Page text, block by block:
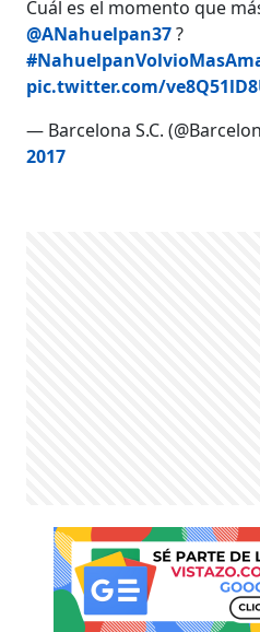
Cuál es el momento que
@ANahuelpan37?
pic.twitter.com/
— Barcelona S.C.
2017